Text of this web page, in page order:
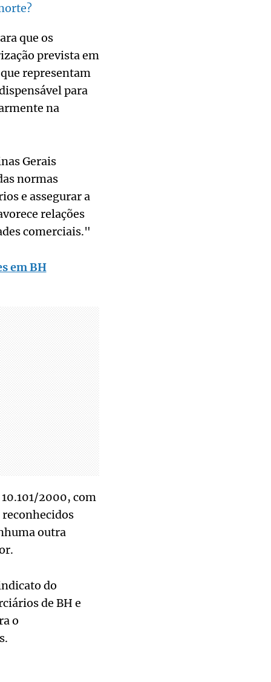
que os
prevista em
representam
para
na
Gerais
normas
e assegurar a
relações
comerciais."
em BH
2000, com
outra
do
de BH e
o